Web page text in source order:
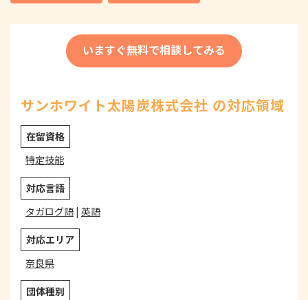
いますぐ無料で相談してみる
サンホワイト太陽炭株式会社 の対応領域
在留資格
特定技能
対応言語
タガログ語| 英語
対応エリア
奈良県
団体種別